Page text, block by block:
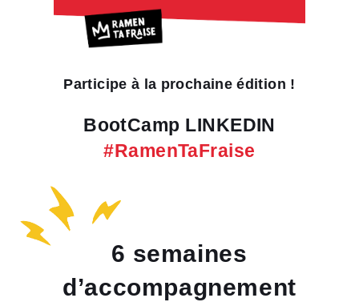
Participe à la prochaine édition !
BootCamp LINKEDIN
#RamenTaFraise
6 semaines
d’accompagnement